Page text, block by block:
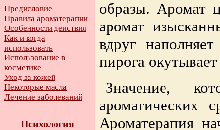
Предисловие
Правила ароматерапии
Особенности действия
Как и когда
использовать
Использование в
косметике
Уход за кожей
Некоторые масла
Лечение заболеваний
Психология
образы. Аромат
аромат
вдруг
пирога
Значение,
ароматических
Ароматерапия